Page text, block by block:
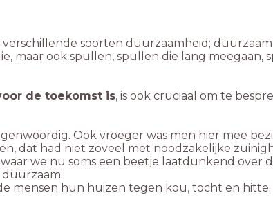
soorten duurzaamheid;
maar ook spullen, spullen die lang meegaan,
de toekomst is, is ook cruciaal om te
Ook vroeger was men hier mee
dat had niet zoveel met noodzakelijke
we nu soms een beetje laatdunkend over
mensen hun huizen tegen kou, tocht en hitte.